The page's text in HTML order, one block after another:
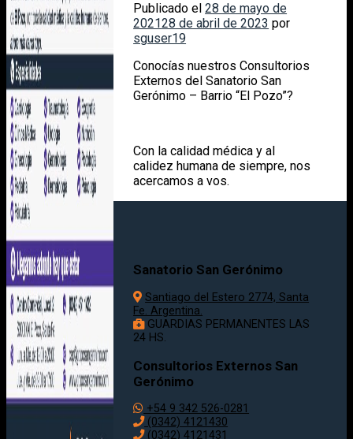
Publicado el28 de mayo de
202128 de abril de 2023 por
sguser19
Conocías nuestros Consultorios
Externos del Sanatorio San
Gerónimo – Barrio “El Pozo”?
Con la calidad médica y al
calidez humana de siempre, nos
acercamos a vos.
Sanatorio San Gerónimo
Santiago del Estero 2774, Santa
Fe. Argentina.
GUARDIAS PERMANENTES LAS
24 HS.
Consultorios Externos San
Gerónimo
+54 9 342 526-0281
(0342) 4121430
(0342) 4121431